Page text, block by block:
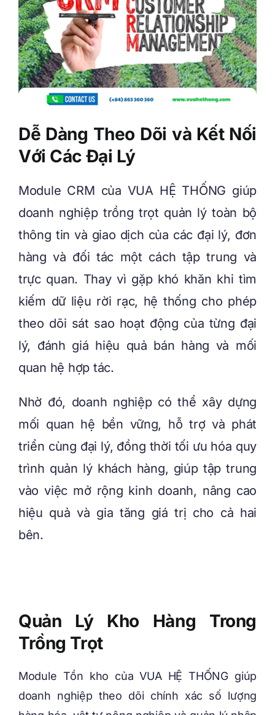
Dễ Dàng Theo Dõi và Kết Nối
Với Các Đại Lý
Module CRM của VUA HỆ THỐNG giúp
doanh nghiệp trồng trọt quản lý toàn bộ
thông tin và giao dịch của các đại lý, đơn
hàng và đối tác một cách tập trung và
trực quan. Thay vì gặp khó khăn khi tìm
kiếm dữ liệu rời rạc, hệ thống cho phép
theo dõi sát sao hoạt động của từng đại
lý, đánh giá hiệu quả bán hàng và mối
quan hệ hợp tác.
Nhờ đó, doanh nghiệp có thể xây dựng
mối quan hệ bền vững, hỗ trợ và phát
triển cùng đại lý, đồng thời tối ưu hóa quy
trình quản lý khách hàng, giúp tập trung
vào việc mở rộng kinh doanh, nâng cao
hiệu quả và gia tăng giá trị cho cả hai
bên.
Quản Lý Kho Hàng Trong
Trồng Trọt
Module Tồn kho của VUA HỆ THỐNG giúp
doanh nghiệp theo dõi chính xác số lượng